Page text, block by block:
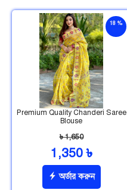
18 %
Premium Quality Chanderi Saree
Blouse
৳ 1,650
1,350 ৳
অর্ডার করুন